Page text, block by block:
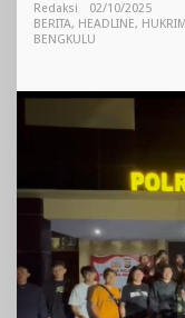
Redaksi
02/10/2025
BERITA, HEADLINE, HUKRIM
BENGKULU